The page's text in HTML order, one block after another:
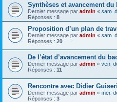
Synthèses et avancement du
Dernier message par admin « sam.
Réponses : 8
Proposition d’un plan de
Dernier message par admin « sam.
Réponses : 20
De l’état d’avancement du
Dernier message par admin « ven.
Réponses : 11
Rencontre avec Didier
Dernier message par admin « mer.
Réponses : 3